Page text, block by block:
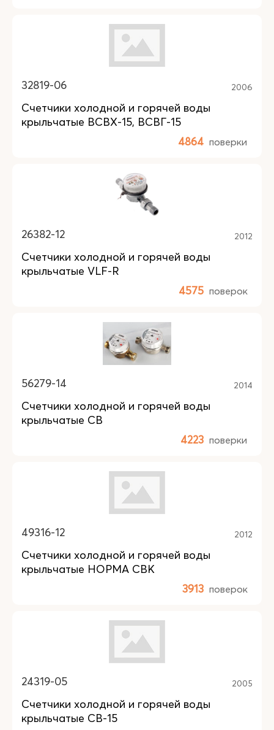
32819-06 2006
Счетчики холодной и горячей воды
крыльчатые ВСВХ-15, ВСВГ-15
4864 поверки
26382-12 2012
Счетчики холодной и горячей воды
крыльчатые VLF-R
4575 поверок
56279-14 2014
Счетчики холодной и горячей воды
крыльчатые СВ
4223 поверки
49316-12 2012
Счетчики холодной и горячей воды
крыльчатые НОРМА СВК
3913 поверок
24319-05 2005
Счетчики холодной и горячей воды
крыльчатые СВ-15